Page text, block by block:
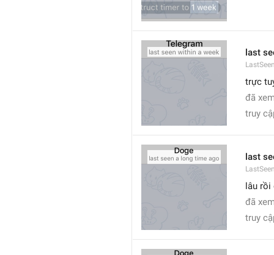
last
trực
đã
truy
last
lâu rồi
đã
truy